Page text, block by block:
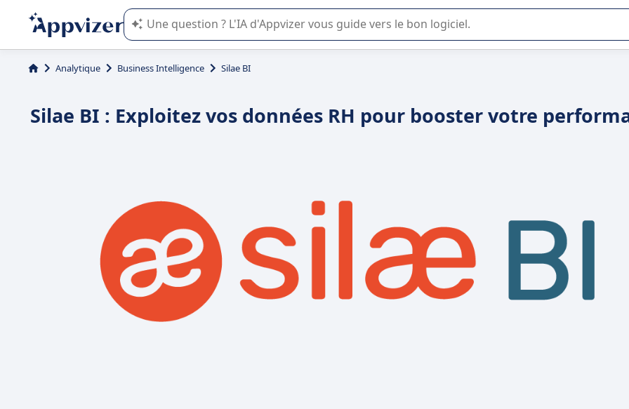
L'IA de Appvizer vous guide dans l'utilisation ou la sélection de logiciel SaaS en entreprise.
Analytique Business Intelligence Silae BI
Silae BI : Exploitez vos données RH pour booster votre